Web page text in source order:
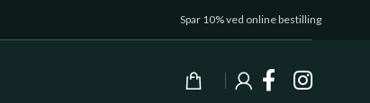
Spar 10% ved online bestilling